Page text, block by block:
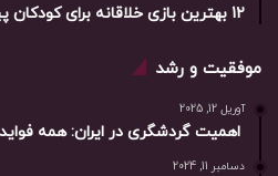
12 بهترین بازی خلاقانه برای کودکان پیش دبستانی
موفقیت و رشد
آوریل 12, 2025
اهمیت گردشگری در ایران: همه
دسامبر 11, 2024